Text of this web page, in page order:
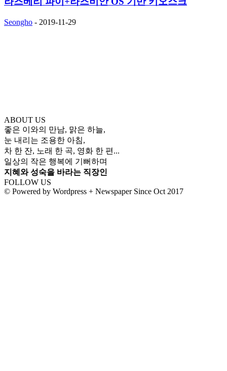
Seongho - 2019-11-29
ABOUT US
좋은 이와의 만남, 맑은 하늘,
눈 내리는 조용한 아침,
차 한 잔, 노래 한 곡, 영화 한 편...
일상의 작은 행복에 기뻐하며
지혜와 성숙을 바라는 직장인
FOLLOW US
© Powered by Wordpress + Newspaper Since Oct 2017